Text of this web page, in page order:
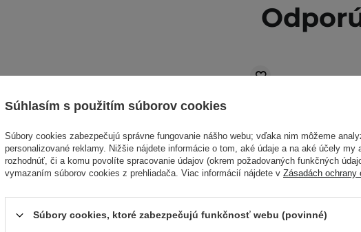
Súhlasím s použitím súborov cookies
Súbory cookies zabezpečujú správne fungovanie nášho webu; vďaka nim môžeme
personalizované reklamy. Nižšie nájdete informácie o tom, aké údaje a na aké účely
rozhodnúť, či a komu povolíte spracovanie údajov (okrem požadovaných funkčných
vymazaním súborov cookies z prehliadača. Viac informácií nájdete v Zásadách ochrany
Súbory cookies, ktoré zabezpečujú funkčnosť webu (povinné)